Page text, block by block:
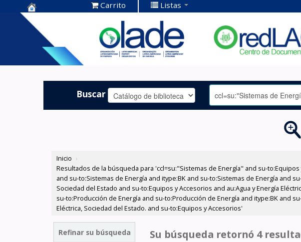
Centro de
Documentación
OLADE -
Carrito Listas
Buscar
Inicio ›
Resultados de la búsqueda para 'ccl=su:"Sistemas de Energía" and su-to:Equipos
and su-to:Sistemas de Energía and itype:BK and su-to:Sistemas de Energía and
Sociedad del Estado and su-to:Equipos y Accesorios and au:Agua y Energía
su-to:Producción de Energía and su-to:Producción de Energía and itype:BK and
Eléctrica, Sociedad del Estado. and su-to:Equipos y Accesorios'
Refinar su búsqueda Su búsqueda retornó 4